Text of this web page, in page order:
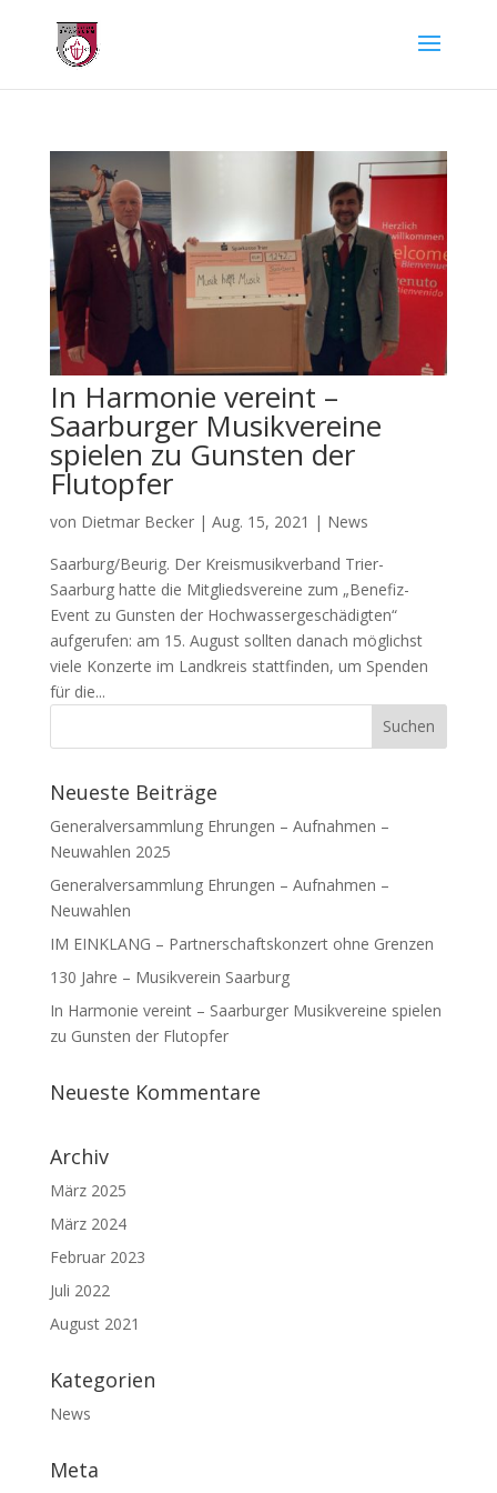
In Harmonie vereint –
Saarburger Musikvereine
spielen zu Gunsten der
Flutopfer
von Dietmar Becker| Aug. 15, 2021 | News
Saarburg/Beurig. Der Kreismusikverband Trier-
Saarburg hatte die Mitgliedsvereine zum „Benefiz-
Event zu Gunsten der Hochwassergeschädigten“
aufgerufen: am 15. August sollten danach möglichst
viele Konzerte im Landkreis stattfinden, um Spenden
für die...
Neueste Beiträge
Generalversammlung Ehrungen – Aufnahmen –
Neuwahlen 2025
Generalversammlung Ehrungen – Aufnahmen –
Neuwahlen
IM EINKLANG – Partnerschaftskonzert ohne Grenzen
130 Jahre – Musikverein Saarburg
In Harmonie vereint – Saarburger Musikvereine spielen
zu Gunsten der Flutopfer
Neueste Kommentare
Archiv
März 2025
März 2024
Februar 2023
Juli 2022
August 2021
Kategorien
News
Meta